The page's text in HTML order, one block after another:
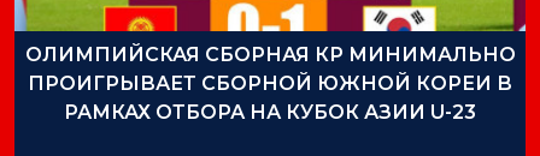
ОЛИМПИЙСКАЯ СБОРНАЯ КР МИНИМАЛЬНО
ПРОИГРЫВАЕТ СБОРНОЙ ЮЖНОЙ КОРЕИ В
РАМКАХ ОТБОРА НА КУБОК АЗИИ U-23